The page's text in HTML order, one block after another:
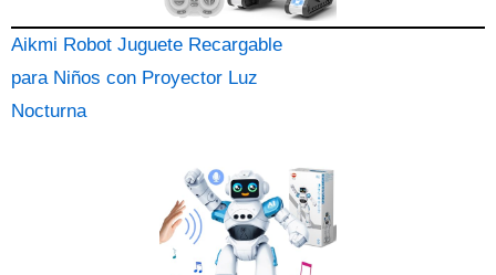
Aikmi Robot Juguete Recargable
para Niños con Proyector Luz
Nocturna